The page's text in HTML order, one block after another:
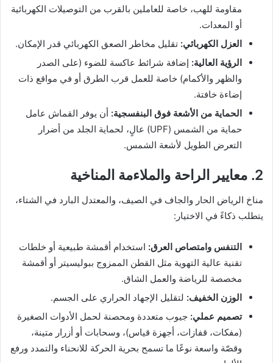
مقاومة للهب، خاصة للعاملين بالقرب من التوصيلات الكهربائية
أو المعدات.
العزل الكهربائي: تقليل مخاطر الصعق الكهربائي قدر الإمكان.
الرؤية العالية: إضافة شرائط عاكسة للضوء (على الصدر
والظهر والأكمام) خاصة للعمل قرب الطرق أو في مواقع ذات
إضاءة خافتة.
الحماية من الأشعة فوق البنفسجية: أن يوفر القماش عامل
حماية من الشمس (UPF) عالٍ، لحماية الجلد من أضرار
التعرض الطويل لأشعة الشمس.
2. معايير الراحة والملاءمة المناخية
مناخ الرياض الحار والجاف في الصيف، والمعتدل البارد في الشتاء،
يتطلب ذكاءً في الاختيار:
التنفس وامتصاص العرق: استخدام أقمشة طبيعية أو خلطات
تقنية عالية التهوية مثل القطن الممزوج ببوليسيتر أو أقمشة
مخصصة للرياضة والعمل الشاق.
الوزن الخفيف: لتقليل الإجهاد الحراري على الجسم.
تصميم عملي: جيوب متعددة ومحصنة لحمل الأدوات الصغيرة
(مفكات، قفازات، أجهزة قياس)، وسحابات أو أزرار متينة،
وقصّة واسعة نوعًا ما تسمح بحرية الحركة للانحناء والتمدد ورفع